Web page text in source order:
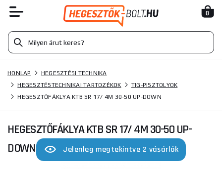
0
HONLAP
HEGESZTÉSI TECHNIKA
HEGESZTÉSTECHNIKAI TARTOZÉKOK
TIG-PISZTOLYOK
HEGESZTŐFÁKLYA KTB SR 17/ 4M 30-50 UP-DOWN
HEGESZTŐFÁKLYA KTB SR 17/ 4M 30-50 UP-
DOWN
Jelenleg megtekintve 2 vásárlók